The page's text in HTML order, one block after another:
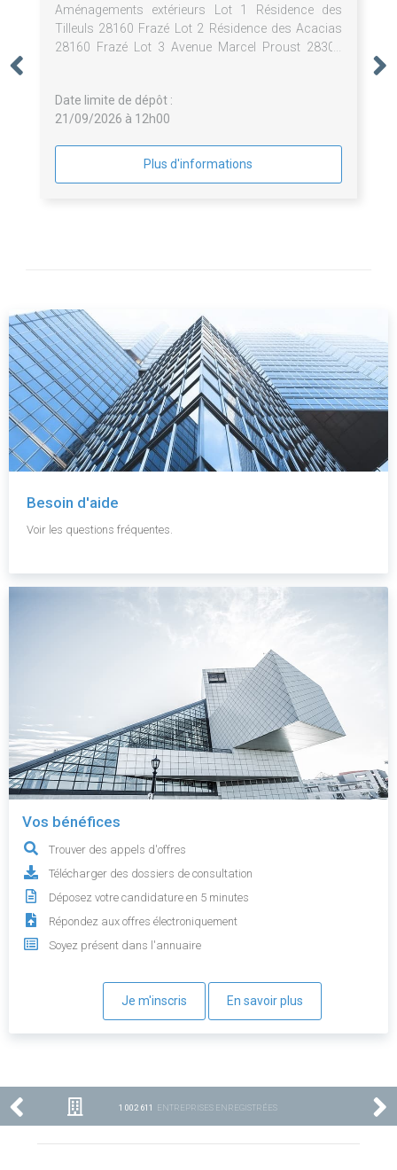
Aménagements extérieurs Lot 1 Résidence des
Tilleuls 28160 Frazé Lot 2 Résidence des Acacias
28160 Frazé Lot 3 Avenue Marcel Proust 28300
Date limite de dépôt :
21/09/2026 à 12h00
Plus d'informations
Besoin d'aide
Voir les questions fréquentes.
Vos bénéfices
Trouver des appels d'offres
Télécharger des dossiers de consultation
Déposez votre candidature en 5 minutes
Répondez aux offres électroniquement
Soyez présent dans l'annuaire
Je m'inscris En savoir plus
1 002 611 ENTREPRISES ENREGISTRÉES